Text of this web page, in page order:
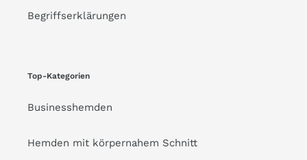
Begriffserklärungen
Top-Kategorien
Businesshemden
Hemden mit körpernahem Schnitt